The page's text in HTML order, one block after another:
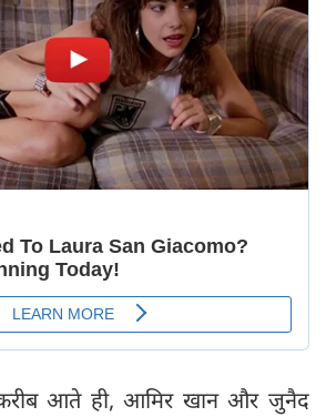
आते ही, आमिर खान और जुनैद